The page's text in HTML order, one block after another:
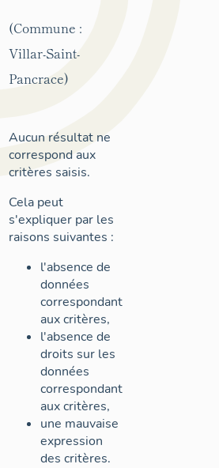
(Commune :
Villar-Saint-
Pancrace)
Aucun résultat ne
correspond aux
critères saisis.
Cela peut
s'expliquer par les
raisons suivantes :
l'absence de
données
correspondant
aux critères,
l'absence de
droits sur les
données
correspondant
aux critères,
une mauvaise
expression
des critères.